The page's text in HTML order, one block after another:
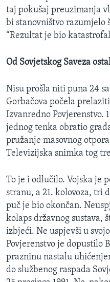
taj pokušaj preuzimanja
bi stanovništvo razumjelo
“Rezultat je bio
Od Sovjetskog Saveza
Nisu prošla niti puna 24
Gorbačova počela
Izvanredno Povjerenstvo.
jednog tenka obratio
pružanje masovnog
Televizijska snimka tog
To je i odlučilo. Vojska je
stranu, a 21. kolovoza, tri
puč je bio okončan.
kolaps državnog sustava,
izbjeći. Ne uspjevši u
Povjerenstvo je dopustilo
prazninu nastalu
do službenog raspada